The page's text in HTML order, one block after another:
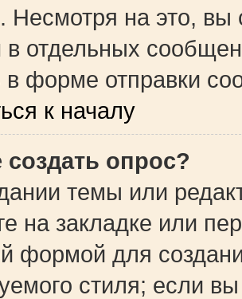
Несмотря на это,
в отдельных
в форме отправки
к началу
создать опрос?
темы или
на закладке или
формой для
стиля; если